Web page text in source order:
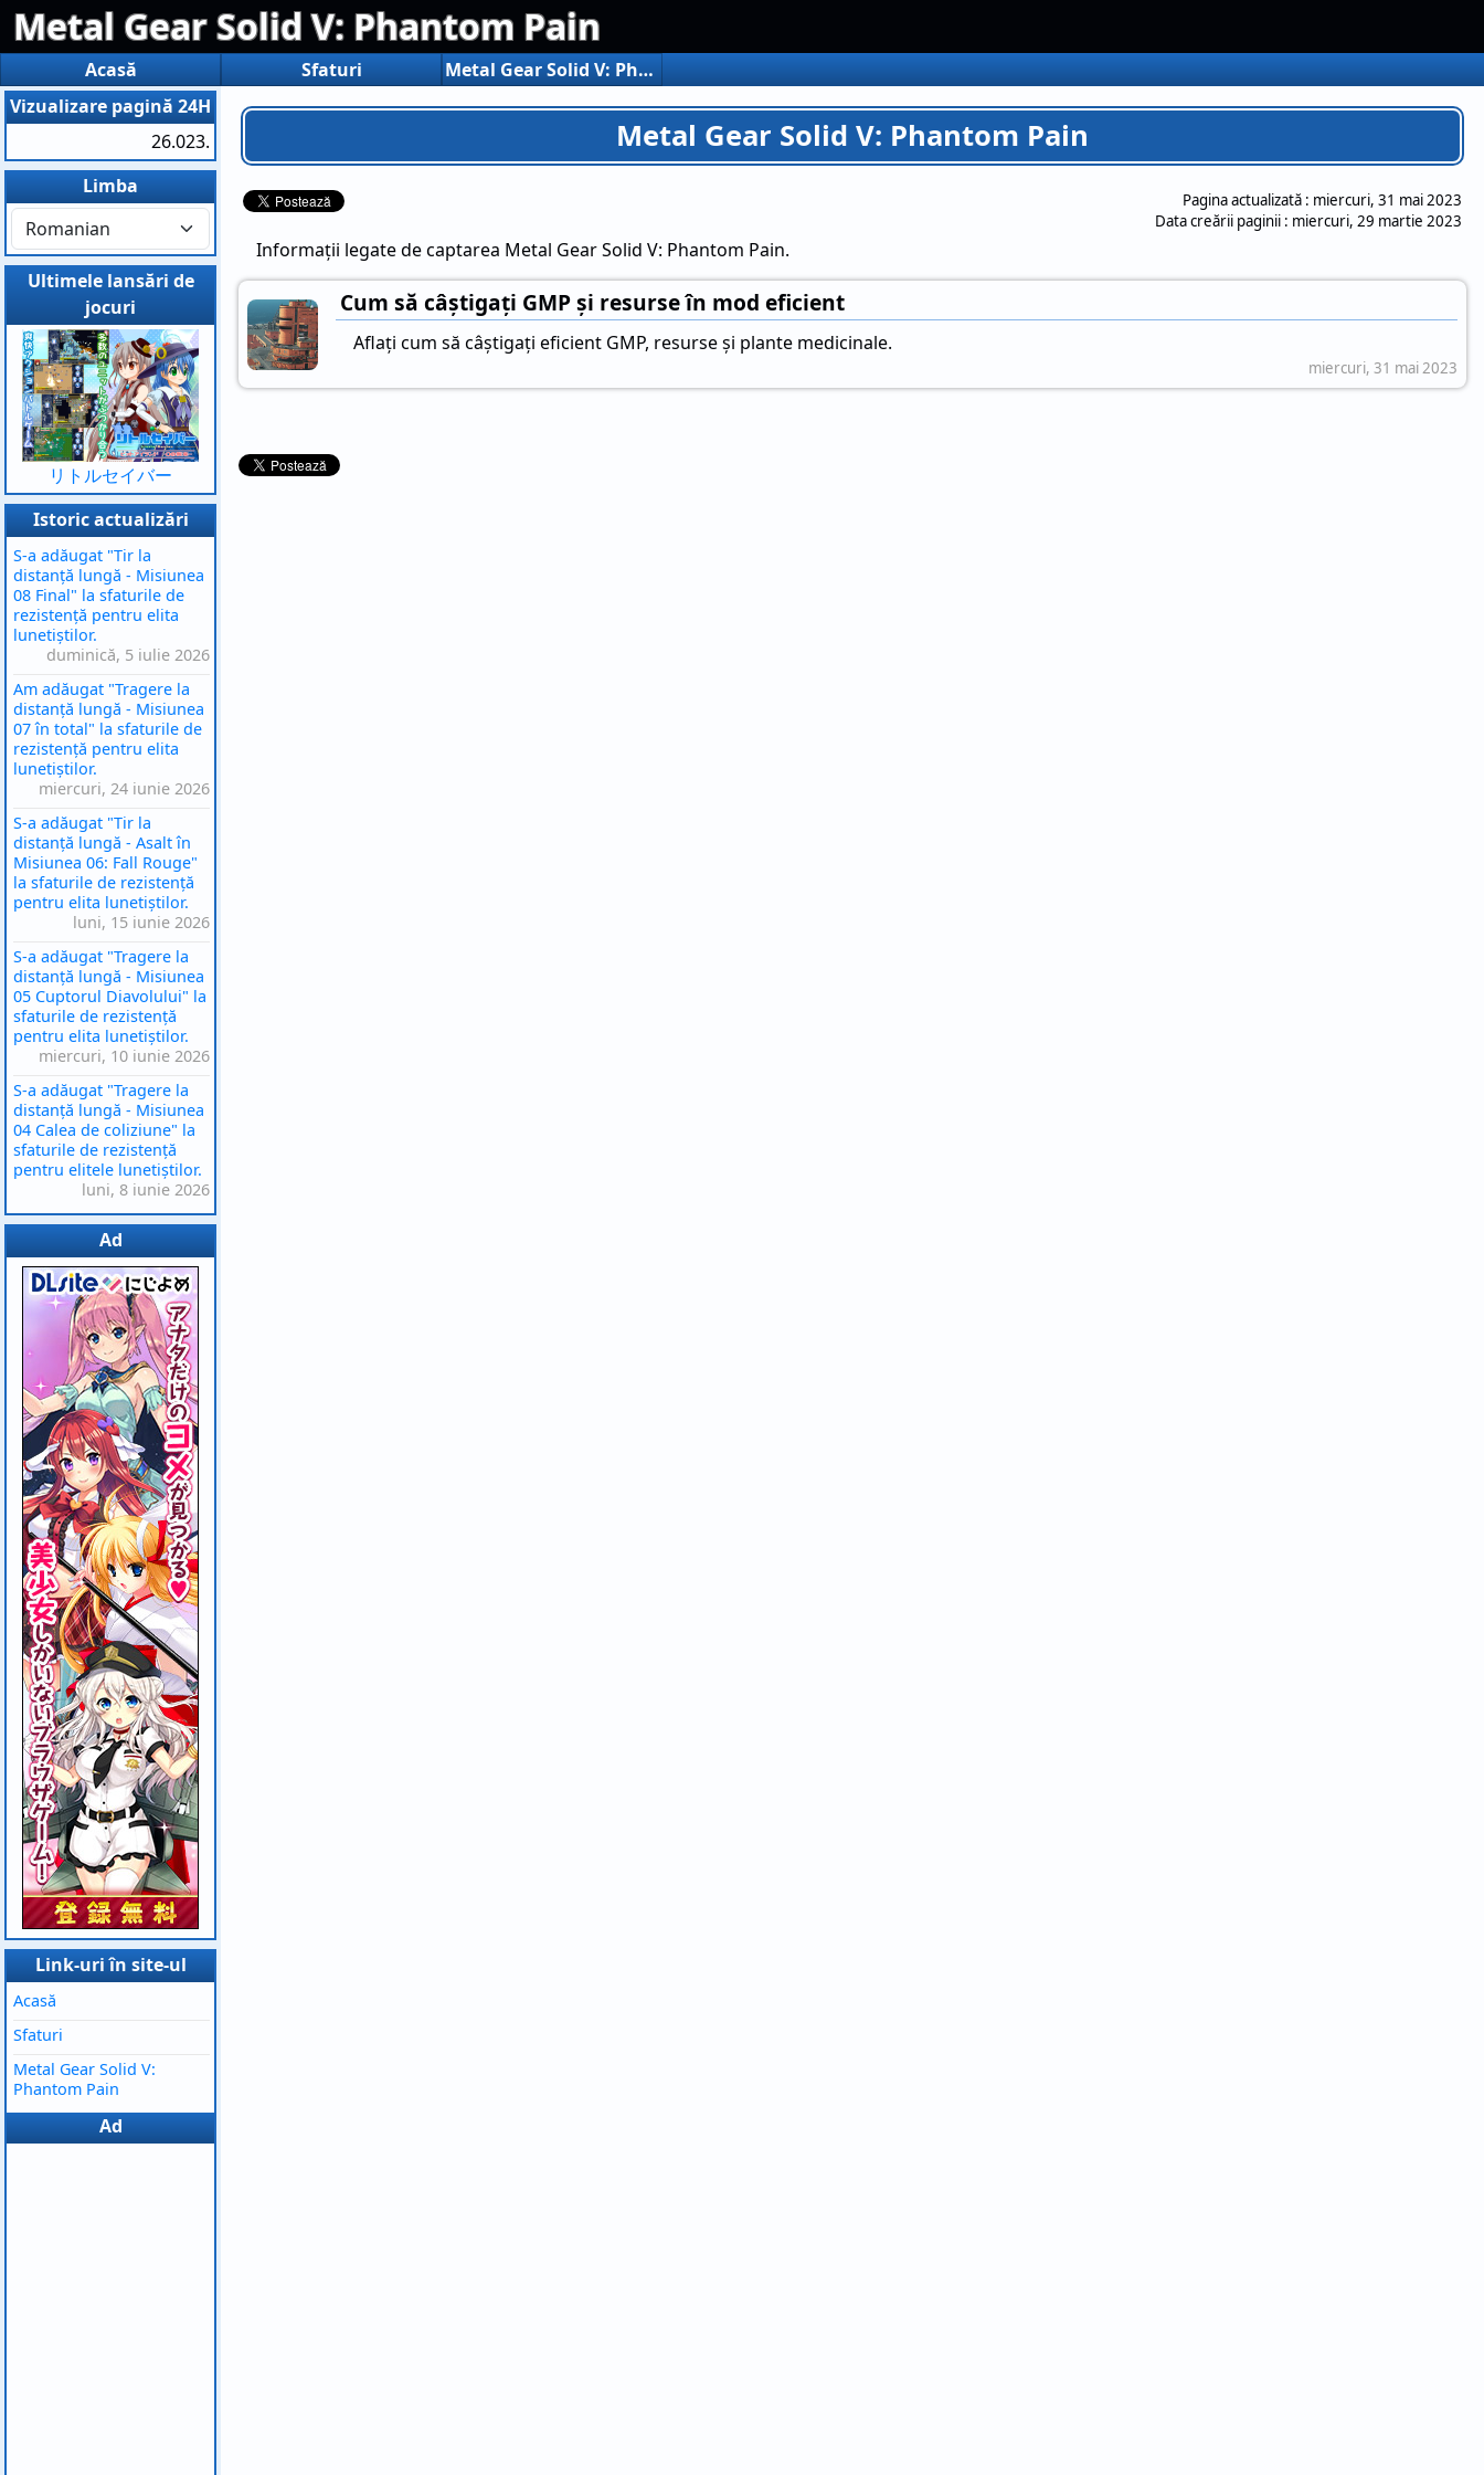
Metal Gear Solid V: Phantom Pain
Acasă Sfaturi Metal Gear Solid V: Phantom Pain
Metal Gear Solid V: Phantom Pain
Pagina actualizată : miercuri, 31 mai 2023
Data creării paginii : miercuri, 29 martie 2023
Informații legate de captarea Metal Gear Solid V: Phantom Pain.
Cum să câștigați GMP și resurse în mod eficient
Aflați cum să câștigați eficient GMP, resurse și plante medicinale.
miercuri, 31 mai 2023
Vizualizare pagină 24H
26.023.
Limba
Ultimele lansări de
jocuri
リトルセイバー
Istoric actualizări
S-a adăugat "Tir la
distanță lungă - Misiunea
08 Final" la sfaturile de
rezistență pentru elita
lunetiștilor.
duminică, 5 iulie 2026
Am adăugat "Tragere la
distanță lungă - Misiunea
07 în total" la sfaturile de
rezistență pentru elita
lunetiștilor.
miercuri, 24 iunie 2026
S-a adăugat "Tir la
distanță lungă - Asalt în
Misiunea 06: Fall Rouge"
la sfaturile de rezistență
pentru elita lunetiștilor.
luni, 15 iunie 2026
S-a adăugat "Tragere la
distanță lungă - Misiunea
05 Cuptorul Diavolului" la
sfaturile de rezistență
pentru elita lunetiștilor.
miercuri, 10 iunie 2026
S-a adăugat "Tragere la
distanță lungă - Misiunea
04 Calea de coliziune" la
sfaturile de rezistență
pentru elitele lunetiștilor.
luni, 8 iunie 2026
Ad
Link-uri în site-ul
Acasă
Sfaturi
Metal Gear Solid V:
Phantom Pain
Ad